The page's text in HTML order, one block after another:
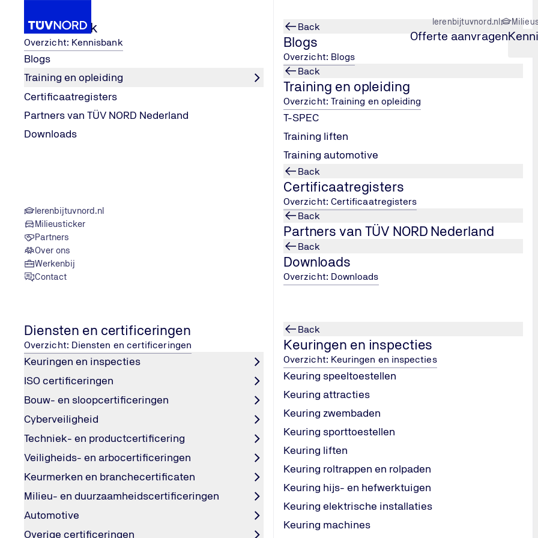
lerenbijtuvnord.nl
Offerte aanvragen
Kennisbank
Overzicht: Kennisbank
Blogs
Training en opleiding
Certificaatregisters
Partners van TÜV NORD Nederland
Downloads
lerenbijtuvnord.nl
Milieusticker
Partners
Over ons
Werkenbij
Contact
Back
Blogs
Overzicht: Blogs
Back
Training en opleiding
Overzicht: Training en opleiding
T-SPEC
Training liften
Training automotive
Back
Certificaatregisters
Overzicht: Certificaatregisters
Back
Partners van TÜV NORD Nederland
Back
Downloads
Overzicht: Downloads
Diensten en certificeringen
Overzicht: Diensten en certificeringen
Keuringen en inspecties
ISO certificeringen
Bouw- en sloopcertificeringen
Cyberveiligheid
Techniek- en productcertificering
Veiligheids- en arbocertificeringen
Keurmerken en branchecertificaten
Milieu- en duurzaamheidscertificeringen
Automotive
Overige certificeringen
Back
Keuringen en inspecties
Overzicht: Keuringen en inspecties
Keuring speeltoestellen
Keuring attracties
Keuring zwembaden
Keuring sporttoestellen
Keuring liften
Keuring roltrappen en rolpaden
Keuring hijs- en hefwerktuigen
Keuring elektrische installaties
Keuring machines
Home
Diensten en certificeringen ISAE 3000 rapport
Internationaal bewijs van uitbestede processen veilig en betrouwbaar
Het ISAE 3000 / SOC 2-rapport geeft zekerheid dat uitbestede
processen op het gebied van informatiebeveiliging en niet-financiële
dienstverlening aantoonbaar betrouwbaar en goed ingericht zijn. Dat
betekent dat gegevens veilig worden verwerkt, beheersmaatregelen
effectief zijn en risico’s zichtbaar onder controle zijn. TÜV NORD helpt
jouw organisatie met een onafhankelijk ISAE 3000 rapport.
Vraag offerte aan